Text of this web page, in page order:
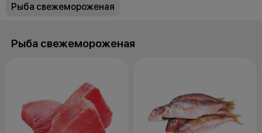
Рыба свежемороженая
Рыба свежемороженая